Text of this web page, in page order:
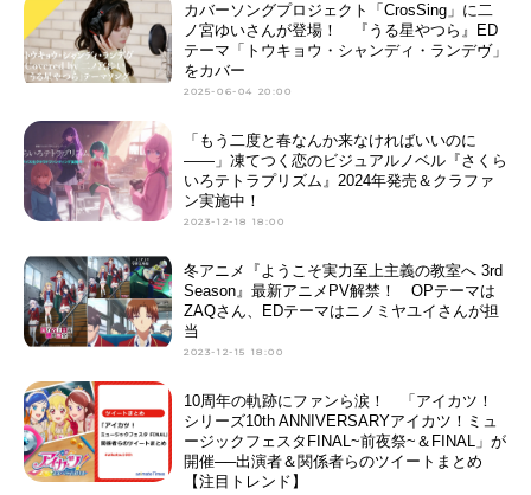
カバーソングプロジェクト「CrosSing」に二
ノ宮ゆいさんが登場！ 『うる星やつら』ED
テーマ「トウキョウ・シャンディ・ランデヴ」
をカバー
2025-06-04 20:00
「もう二度と春なんか来なければいいのに
——」凍てつく恋のビジュアルノベル『さくら
いろテトラプリズム』2024年発売＆クラファ
ン実施中！
2023-12-18 18:00
冬アニメ『ようこそ実力至上主義の教室へ 3rd
Season』最新アニメPV解禁！ OPテーマは
ZAQさん、EDテーマはニノミヤユイさんが担
当
2023-12-15 18:00
10周年の軌跡にファンら涙！ 「アイカツ！
シリーズ10th ANNIVERSARYアイカツ！ミュ
ージックフェスタFINAL~前夜祭~＆FINAL」が
開催──出演者＆関係者らのツイートまとめ
【注目トレンド】